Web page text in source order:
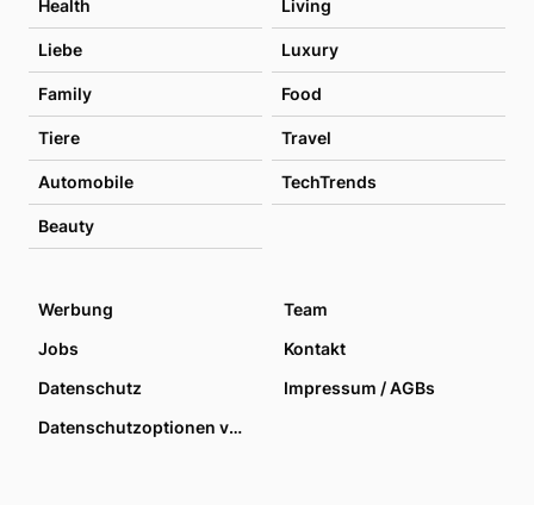
Health Living
Liebe Luxury
Family Food
Tiere Travel
Automobile TechTrends
Beauty
Werbung
Team
Jobs
Kontakt
Datenschutz
Impressum / AGBs
Datenschutzoptionen verwalten